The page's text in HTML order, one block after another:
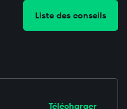
Liste des conseils
Télécharger